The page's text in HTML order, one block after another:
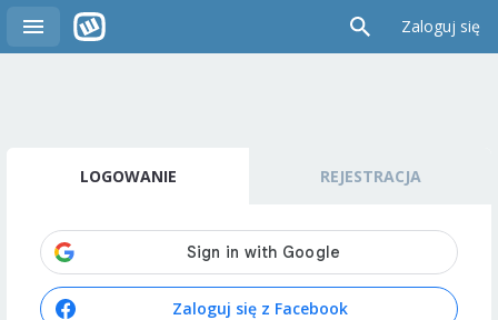
Zaloguj się
LOGOWANIE REJESTRACJA
Zaloguj się z Facebook